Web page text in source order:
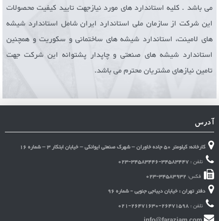
می باشد . کلیه استاندارد های مورد نیازجهت تایید کیفیت محصولات
این شرکت از سازمان ملی استاندارد ایران شامل استاندارد شیشه
های لامینت، استاندارد شیشه های ساختمانی و سکوریت و همچنین
استاندارد شیشه های صنعتی و چاپدار پشتوانه این شرکت جهت
تامین نیازهای مشتریان محترم می باشد.
آدرس
کارخانه: کیلومتر 50 جاده خاوران – شهرک صنعتی ایوانکی – خیابان ابتکار 3 – شماره 16
تلفن :023-34583446-34583447
فکس: 023-34583932
دفتر تهران : خیابان دیباجی جنوبی - شماره 96
تلفن :021-26471630-26471598